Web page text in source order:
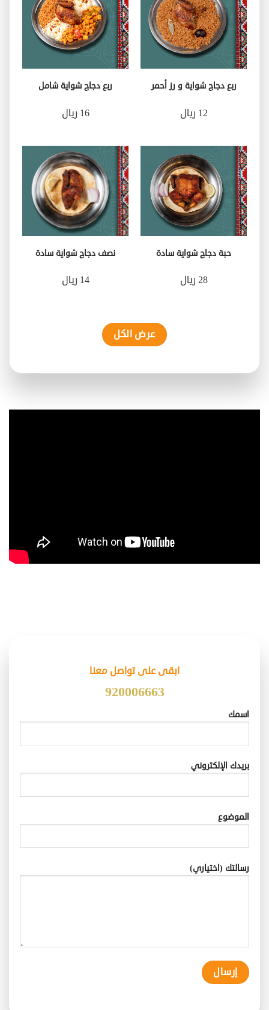
ربع دجاج شواية و رز أحمر
12 ريال
ربع دجاج شواية شامل
16 ريال
حبة دجاج شواية سادة
28 ريال
نصف دجاج شواية سادة
14 ريال
عرض الكل
ابقى على تواصل معنا
920006663
اسمك
بريدك الإلكتروني
الموضوع
رسالتك (اختياري)